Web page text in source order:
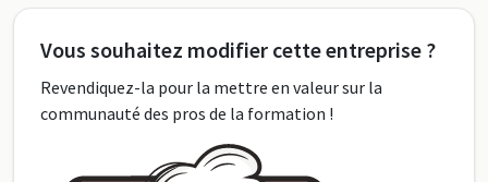
Vous souhaitez modifier cette entreprise ?
Revendiquez-la pour la mettre en valeur sur la
communauté des pros de la formation !